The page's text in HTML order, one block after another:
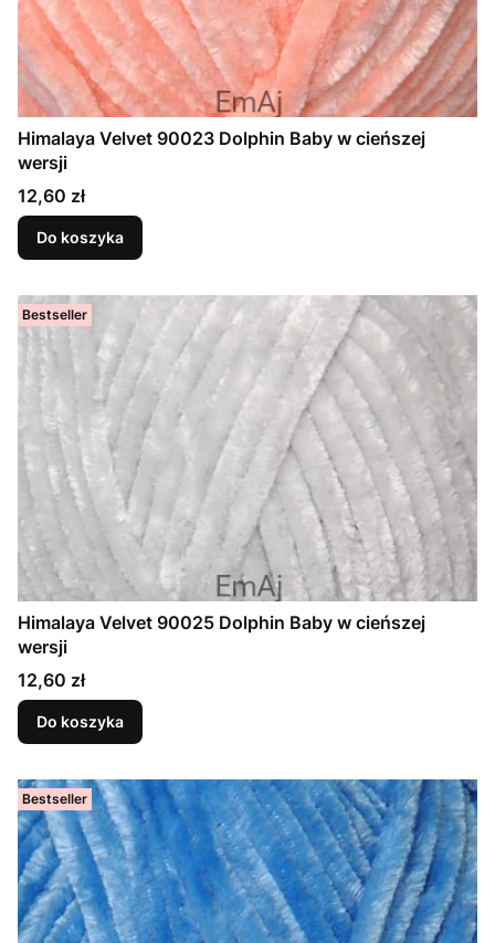
Himalaya Velvet 90023 Dolphin Baby w cieńszej
wersji
Cena
12,60 zł
Do koszyka
Bestseller
Himalaya Velvet 90025 Dolphin Baby w cieńszej
wersji
Cena
12,60 zł
Do koszyka
Bestseller